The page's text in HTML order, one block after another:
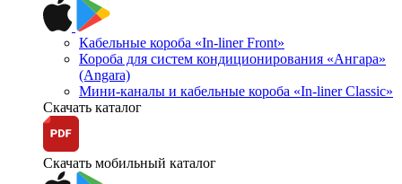
Кабельные короба «In-liner Front»
Короба для систем кондиционирования «Ангара»
(Angara)
Мини-каналы и кабельные короба «In-liner Classic»
Скачать каталог
Скачать мобильный каталог